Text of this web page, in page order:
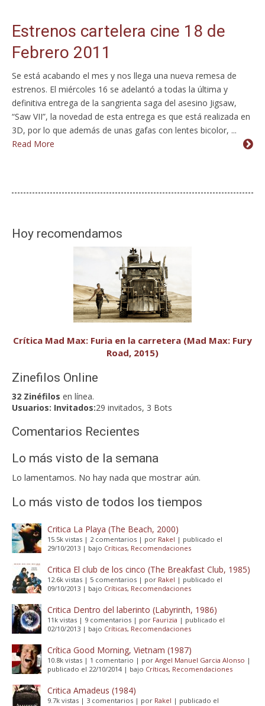
Estrenos cartelera cine 18 de
Febrero 2011
Se está acabando el mes y nos llega una nueva remesa de
estrenos. El miércoles 16 se adelantó a todas la última y
definitiva entrega de la sangrienta saga del asesino Jigsaw,
“Saw VII”, la novedad de esta entrega es que está realizada en
3D, por lo que además de unas gafas con lentes bicolor, ...
Read More
Hoy recomendamos
Crítica Mad Max: Furia en la carretera (Mad Max: Fury
Road, 2015)
Zinefilos Online
32 Zinéfilos en línea.
Usuarios: Invitados:29 invitados, 3 Bots
Comentarios Recientes
Lo más visto de la semana
Lo lamentamos. No hay nada que mostrar aún.
Lo más visto de todos los tiempos
Critica La Playa (The Beach, 2000)
15.5k vistas | 2 comentarios | por Rakel | publicado el
29/10/2013 | bajo Críticas, Recomendaciones
Critica El club de los cinco (The Breakfast Club, 1985)
12.6k vistas | 5 comentarios | por Rakel | publicado el
09/10/2013 | bajo Críticas, Recomendaciones
Critica Dentro del laberinto (Labyrinth, 1986)
11k vistas | 9 comentarios | por Faurizia | publicado el
02/10/2013 | bajo Críticas, Recomendaciones
Crítica Good Morning, Vietnam (1987)
10.8k vistas | 1 comentario | por Angel Manuel Garcia Alonso |
publicado el 22/10/2014| bajo Críticas, Recomendaciones
Critica Amadeus (1984)
9.7k vistas | 3 comentarios | por Rakel | publicado el